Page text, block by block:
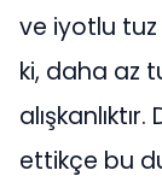
ve iyotlu tuz
ki, daha az
ettikçe bu